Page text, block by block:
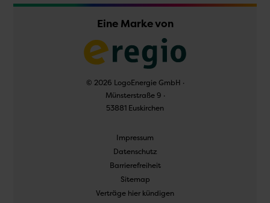
Eine Marke von
© 2026 LogoEnergie GmbH ·
Münsterstraße 9 ·
53881 Euskirchen
Navigation
Impressum
Datenschutz
Barrierefreiheit
Sitemap
Verträge hier kündigen